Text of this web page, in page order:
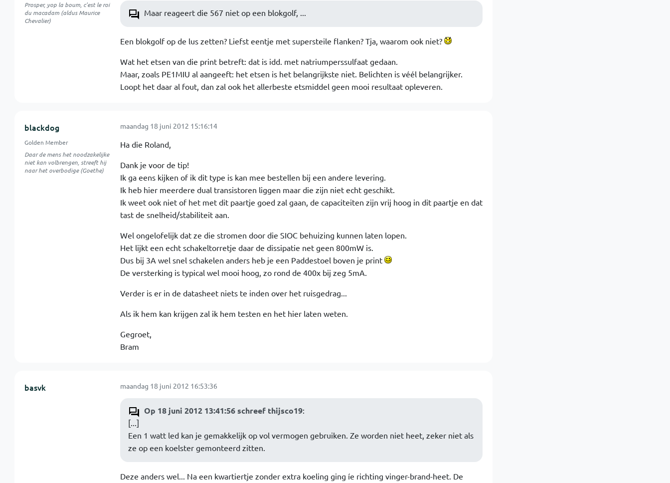
Prosper, yop la boum, c'est le roi
du macadam (aldus Maurice
Chevalier)
Maar reageert die 567 niet op een blokgolf, ...
Een blokgolf op de lus zetten? Liefst eentje met supersteile flanken? Tja, waarom ook niet?
Wat het etsen van die print betreft: dat is idd. met natriumperssulfaat gedaan.
Maar, zoals PE1MIU al aangeeft: het etsen is het belangrijkste niet. Belichten is véél belangrijker.
Loopt het daar al fout, dan zal ook het allerbeste etsmiddel geen mooi resultaat opleveren.
blackdog
Golden Member
Daar de mens het noodzakelijke
niet kan volbrengen, streeft hij
naar het overbodige (Goethe)
maandag 18 juni 2012 15:16:14
Ha die Roland,
Dank je voor de tip!
Ik ga eens kijken of ik dit type is kan mee bestellen bij een andere levering.
Ik heb hier meerdere dual transistoren liggen maar die zijn niet echt geschikt.
Ik weet ook niet of het met dit paartje goed zal gaan, de capaciteiten zijn vrij hoog in dit paartje en dat
tast de snelheid/stabiliteit aan.
Wel ongelofelijk dat ze die stromen door die SIOC behuizing kunnen laten lopen.
Het lijkt een echt schakeltorretje daar de dissipatie net geen 800mW is.
Dus bij 3A wel snel schakelen anders heb je een Paddestoel boven je print
De versterking is typical wel mooi hoog, zo rond de 400x bij zeg 5mA.
Verder is er in de datasheet niets te inden over het ruisgedrag...
Als ik hem kan krijgen zal ik hem testen en het hier laten weten.
Gegroet,
Bram
basvk maandag 18 juni 2012 16:53:36
Op 18 juni 2012 13:41:56 schreef thijsco19:
[...]
Een 1 watt led kan je gemakkelijk op vol vermogen gebruiken. Ze worden niet heet, zeker niet als
ze op een koelster gemonteerd zitten.
Deze anders wel... Na een kwartiertje zonder extra koeling ging íe richting vinger-brand-heet. De